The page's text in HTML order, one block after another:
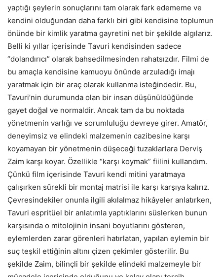
yaptığı şeylerin sonuçlarını tam olarak fark edememe ve
kendini olduğundan daha farklı biri gibi kendisine toplumun
önünde bir kimlik yaratma gayretini net bir şekilde algılarız.
Belli ki yıllar içerisinde Tavuri kendisinden sadece
“dolandırıcı” olarak bahsedilmesinden rahatsızdır. Filmi de
bu amaçla kendisine kamuoyu önünde arzuladığı imajı
yaratmak için bir araç olarak kullanma isteğindedir. Bu,
Tavuri’nin durumunda olan bir insan düşünüldüğünde
gayet doğal ve normaldir. Ancak tam da bu noktada
yönetmenin varlığı ve sorumluluğu devreye girer. Amatör,
deneyimsiz ve elindeki malzemenin cazibesine karşı
koyamayan bir yönetmenin düşeceği tuzaklarlara Derviş
Zaim karşı koyar. Özellikle “karşı koymak” fiilini kullandım.
Çünkü film içerisinde Tavuri kendi mitini yaratmaya
çalışırken sürekli bir montaj matrisi ile karşı karşıya kalırız.
Çevresindekiler onunla ilgili akılalmaz hikâyeler anlatırken,
Tavuri espritüel bir anlatımla yaptıklarını süslerken bunun
karşısında o mitolojinin insani boyutlarını gösteren,
eylemlerden zarar görenleri hatırlatan, yapılan eylemin bir
suç teşkil ettiğinin altını çizen çekimler gösterilir. Bu
şekilde Zaim, bilinçli bir şekilde elindeki malzemeyle bir